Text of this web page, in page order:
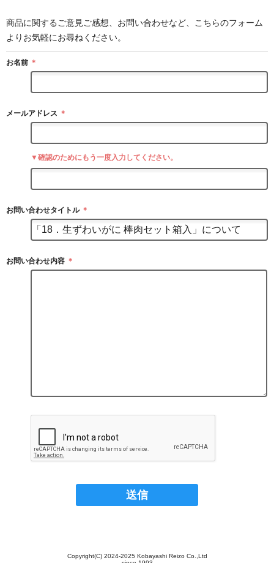
商品に関するご意見ご感想、お問い合わせなど、こちらのフォーム
よりお気軽にお尋ねください。
お名前 ＊
メールアドレス ＊
▼確認のためにもう一度入力してください。
お問い合わせタイトル ＊
お問い合わせ内容 ＊
Copyright(C) 2024-2025 Kobayashi Reizo Co.,Ltd